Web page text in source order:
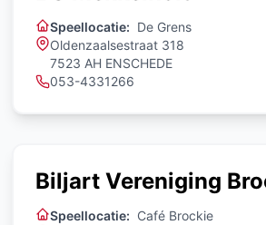
Speellocatie: De Grens
Oldenzaalsestraat 318
7523 AH ENSCHEDE
053-4331266
Biljart Vereniging
Speellocatie: Café Brockie